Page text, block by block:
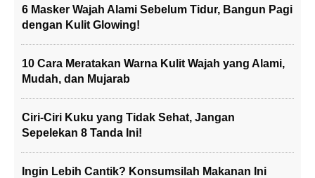
6 Masker Wajah Alami Sebelum Tidur, Bangun Pagi
dengan Kulit Glowing!
10 Cara Meratakan Warna Kulit Wajah yang Alami,
Mudah, dan Mujarab
Ciri-Ciri Kuku yang Tidak Sehat, Jangan
Sepelekan 8 Tanda Ini!
Ingin Lebih Cantik? Konsumsilah Makanan Ini